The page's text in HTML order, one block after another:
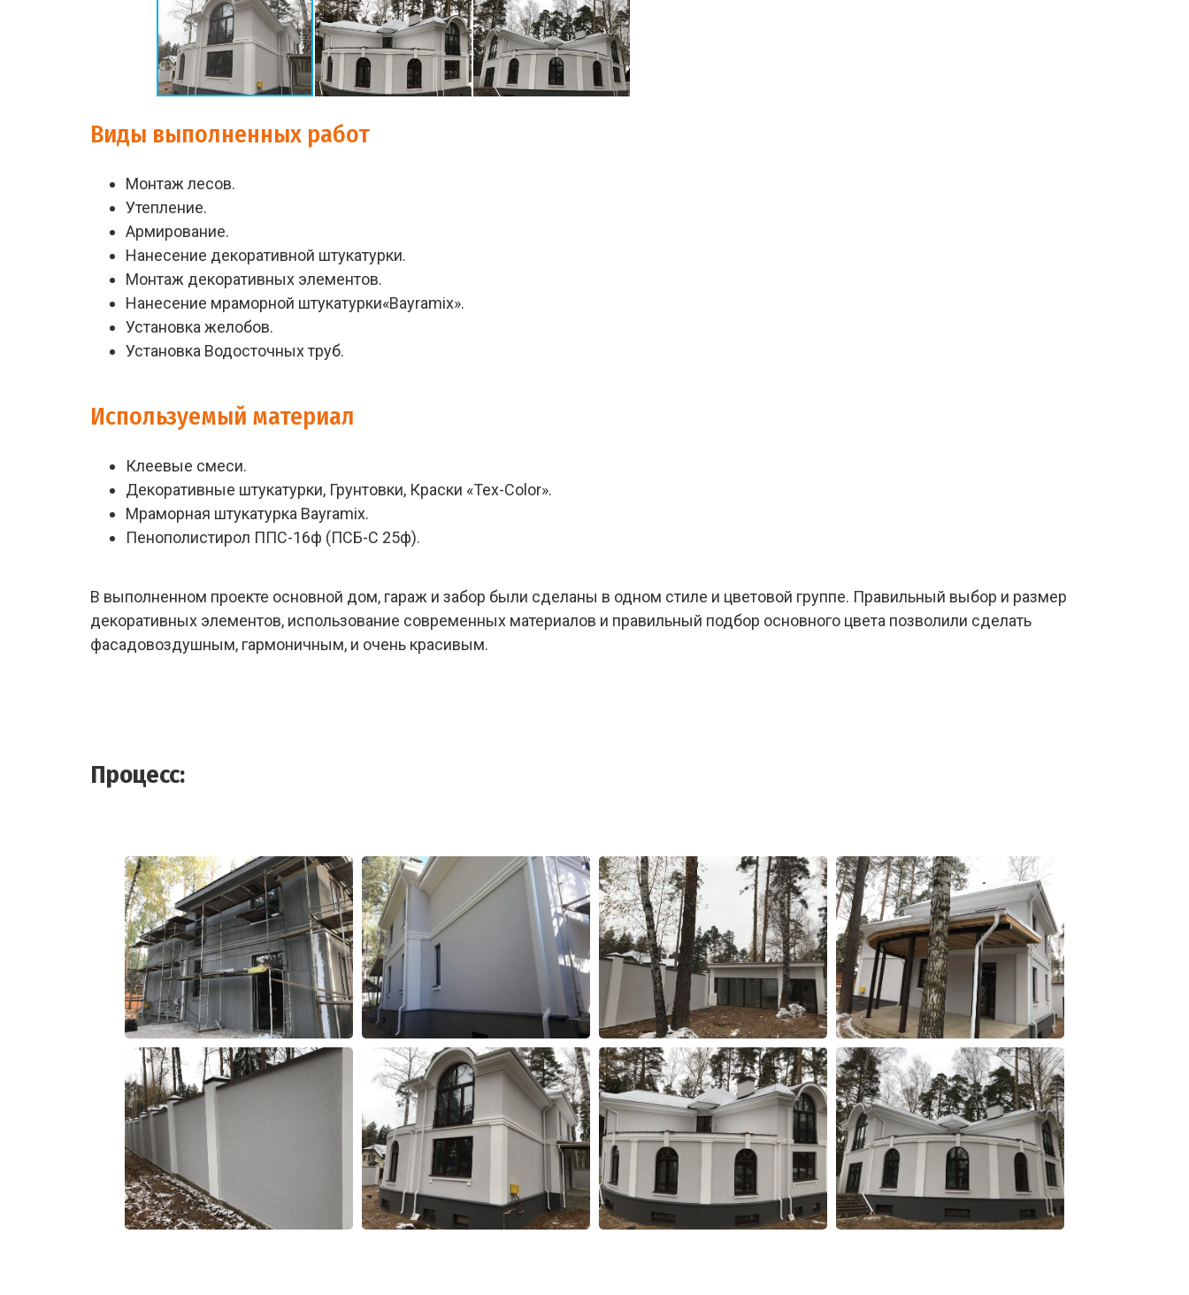
Виды выполненных работ
Монтаж лесов.
Утепление.
Армирование.
Нанесение декоративной штукатурки.
Монтаж декоративных элементов.
Нанесение мраморной штукатурки«Bayramix».
Установка желобов.
Установка Водосточных труб.
Используемый материал
Клеевые смеси.
Декоративные штукатурки, Грунтовки, Краски «Tex-Color».
Мраморная штукатурка Bayramix.
Пенополистирол ППС-16ф (ПСБ-С 25ф).
В выполненном проекте основной дом, гараж и забор были сделаны в одном стиле и цветовой группе. Правильный выбор и размер
декоративных элементов, использование современных материалов и правильный подбор основного цвета позволили сделать
фасадовоздушным, гармоничным, и очень красивым.
Процесс: